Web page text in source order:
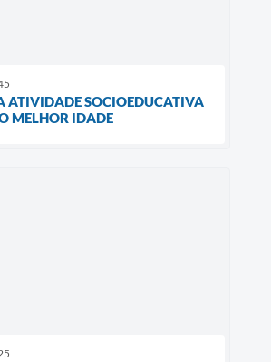
ATIVIDADE SOCIOEDUCATIVA
MELHOR IDADE